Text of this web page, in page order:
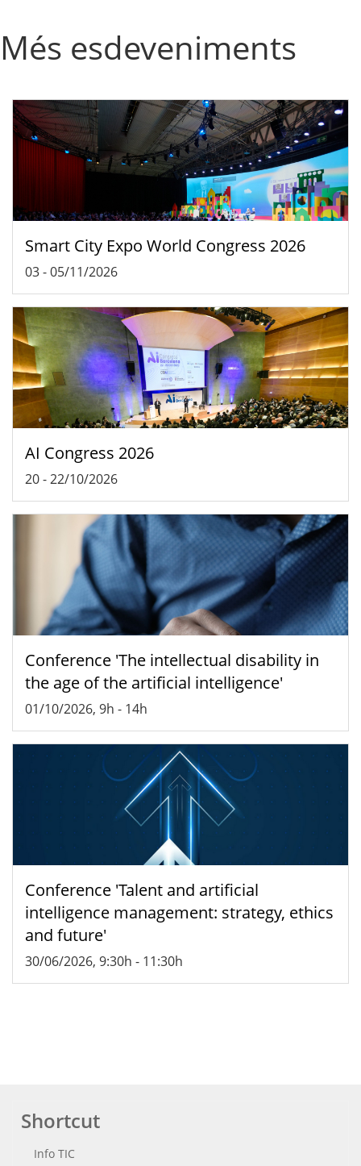
Més esdeveniments
Smart City Expo World Congress 2026
03-05/11/2026
AI Congress 2026
20-22/10/2026
Conference 'The intellectual disability in
the age of the artificial intelligence'
01/10/2026, 9h - 14h
Conference 'Talent and artificial
intelligence management: strategy, ethics
and future'
30/06/2026, 9:30h - 11:30h
Shortcut
Info TIC